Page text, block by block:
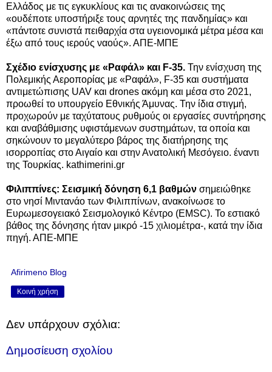
Ελλάδος με τις εγκυκλίους και τις ανακοινώσεις της
«ουδέποτε υποστήριξε τους αρνητές της πανδημίας» και
«πάντοτε συνιστά πειθαρχία στα υγειονομικά μέτρα μέσα και
έξω από τους ιερούς ναούς». ΑΠΕ-ΜΠΕ
Σχέδιο ενίσχυσης με «Ραφάλ» και F-35. Την ενίσχυση της
Πολεμικής Αεροπορίας με «Ραφάλ», F-35 και συστήματα
αντιμετώπισης UAV και drones ακόμη και μέσα στο 2021,
προωθεί το υπουργείο Εθνικής Άμυνας. Την ίδια στιγμή,
προχωρούν με ταχύτατους ρυθμούς οι εργασίες συντήρησης
και αναβάθμισης υφιστάμενων συστημάτων, τα οποία και
σηκώνουν το μεγαλύτερο βάρος της διατήρησης της
ισορροπίας στο Αιγαίο και στην Ανατολική Μεσόγειο. έναντι
της Τουρκίας. kathimerini.gr
Φιλιππίνες: Σεισμική δόνηση 6,1 βαθμών σημειώθηκε
στο νησί Μιντανάο των Φιλιππίνων, ανακοίνωσε το
Ευρωμεσογειακό Σεισμολογικό Κέντρο (EMSC). Το εστιακό
βάθος της δόνησης ήταν μικρό -15 χιλιομέτρα-, κατά την ίδια
πηγή. ΑΠΕ-ΜΠΕ
Afirimeno Blog
Κοινή χρήση
Δεν υπάρχουν σχόλια:
Δημοσίευση σχολίου